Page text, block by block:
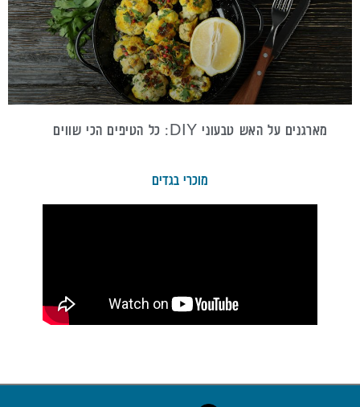
מארגנים על האש טבעוני DIY: כל הטיפים הכי שווים
מוכרי בגדים